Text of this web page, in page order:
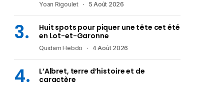
Yoan Rigoulet 5 Août 2026
Huit spots pour piquer une tête cet été
en Lot-et-Garonne
Quidam Hebdo 4 Août 2026
L’Albret, terre d’histoire et de
caractère